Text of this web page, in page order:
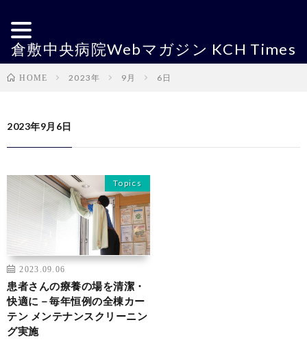
HOME 2023年 9月 6日
2023年9月6日
Topics
2023.09.06
患者さんの療養の場を清潔・
快適に－毎年恒例の全棟カー
テン メンテナンスクリーニン
グ実施
倉敷中央病院Webマガジン KCH Times